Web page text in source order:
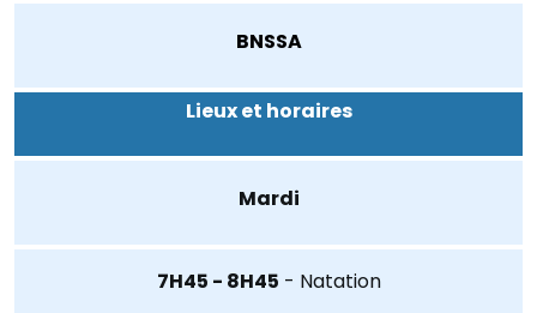
BNSSA
Lieux et horaires
Mardi
7H45 - 8H45 - Natation